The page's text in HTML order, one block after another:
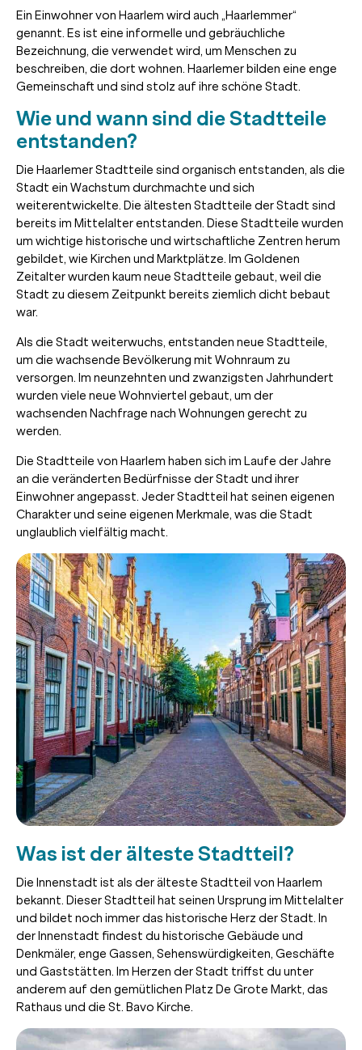
Ein Einwohner von Haarlem wird auch „Haarlemmer“
genannt. Es ist eine informelle und gebräuchliche
Bezeichnung, die verwendet wird, um Menschen zu
beschreiben, die dort wohnen. Haarlemer bilden eine enge
Gemeinschaft und sind stolz auf ihre schöne Stadt.
Wie und wann sind die Stadtteile
entstanden?
Die Haarlemer Stadtteile sind organisch entstanden, als die
Stadt ein Wachstum durchmachte und sich
weiterentwickelte. Die ältesten Stadtteile der Stadt sind
bereits im Mittelalter entstanden. Diese Stadtteile wurden
um wichtige historische und wirtschaftliche Zentren herum
gebildet, wie Kirchen und Marktplätze. Im Goldenen
Zeitalter wurden kaum neue Stadtteile gebaut, weil die
Stadt zu diesem Zeitpunkt bereits ziemlich dicht bebaut
war.
Als die Stadt weiterwuchs, entstanden neue Stadtteile,
um die wachsende Bevölkerung mit Wohnraum zu
versorgen. Im neunzehnten und zwanzigsten Jahrhundert
wurden viele neue Wohnviertel gebaut, um der
wachsenden Nachfrage nach Wohnungen gerecht zu
werden.
Die Stadtteile von Haarlem haben sich im Laufe der Jahre
an die veränderten Bedürfnisse der Stadt und ihrer
Einwohner angepasst. Jeder Stadtteil hat seinen eigenen
Charakter und seine eigenen Merkmale, was die Stadt
unglaublich vielfältig macht.
Was ist der älteste Stadtteil?
Die Innenstadt ist als der älteste Stadtteil von Haarlem
bekannt. Dieser Stadtteil hat seinen Ursprung im Mittelalter
und bildet noch immer das historische Herz der Stadt. In
der Innenstadt findest du historische Gebäude und
Denkmäler, enge Gassen, Sehenswürdigkeiten, Geschäfte
und Gaststätten. Im Herzen der Stadt triffst du unter
anderem auf den gemütlichen Platz De Grote Markt, das
Rathaus und die St. Bavo Kirche.